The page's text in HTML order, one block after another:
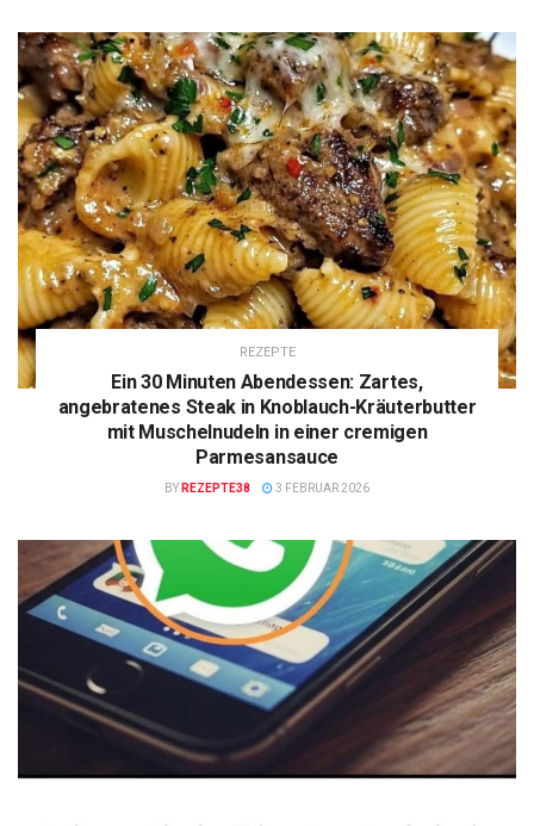
REZEPTE
Ein 30 Minuten Abendessen: Zartes,
angebratenes Steak in Knoblauch-Kräuterbutter
mit Muschelnudeln in einer cremigen
Parmesansauce
BY REZEPTE38 3 FEBRUAR 2026